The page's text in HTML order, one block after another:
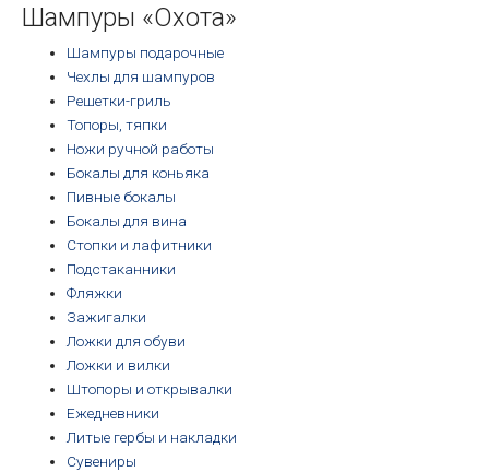
Шампуры «Охота»
Шампуры подарочные
Чехлы для шампуров
Решетки-гриль
Топоры, тяпки
Ножи ручной работы
Бокалы для коньяка
Пивные бокалы
Бокалы для вина
Стопки и лафитники
Подстаканники
Фляжки
Зажигалки
Ложки для обуви
Ложки и вилки
Штопоры и открывалки
Ежедневники
Литые гербы и накладки
Сувениры